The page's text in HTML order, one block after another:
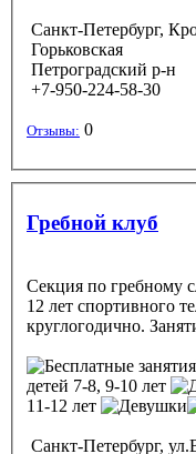
Санкт-Петербург,
Горьковская
Петроградский р-н
+7-950-224-58-30
Отзывы: 0
Гребной клуб
Секция по гребному
12 лет спортивного
круглогодично.
детей 7-8, 9-10 лет
11-12 лет
Санкт-Петербург,